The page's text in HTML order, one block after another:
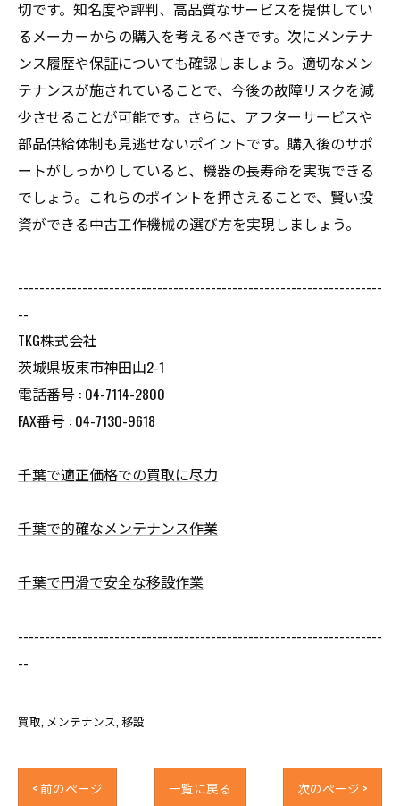
切です。知名度や評判、高品質なサービスを提供してい
るメーカーからの購入を考えるべきです。次にメンテナ
ンス履歴や保証についても確認しましょう。適切なメン
テナンスが施されていることで、今後の故障リスクを減
少させることが可能です。さらに、アフターサービスや
部品供給体制も見逃せないポイントです。購入後のサポ
ートがしっかりしていると、機器の長寿命を実現できる
でしょう。これらのポイントを押さえることで、賢い投
資ができる中古工作機械の選び方を実現しましょう。
--------------------------------------------------------------------
--
TKG株式会社
茨城県坂東市神田山2-1
電話番号 : 04-7114-2800
FAX番号 : 04-7130-9618
千葉で適正価格での買取に尽力
千葉で的確なメンテナンス作業
千葉で円滑で安全な移設作業
--------------------------------------------------------------------
--
買取 メンテナンス 移設
< 前のページ 一覧に戻る 次のページ >